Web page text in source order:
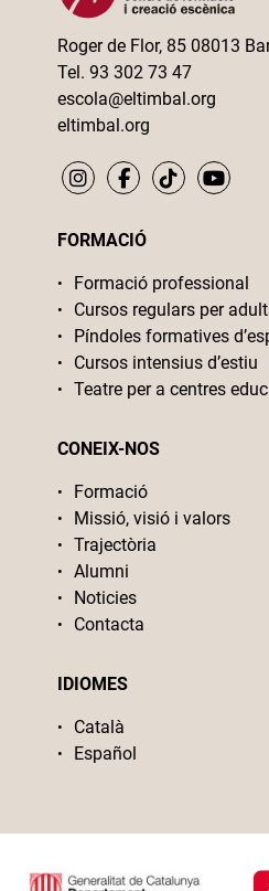
Roger de Flor, 85 08013
Tel. 93 302 73 47
escola@eltimbal.org
eltimbal.org
FORMACIÓ
Formació professional
Cursos regulars per
Píndoles formatives
Cursos intensius d’estiu
Teatre per a centres
CONEIX-NOS
Formació
Missió, visió i valors
Trajectòria
Alumni
Noticies
Contacta
IDIOMES
Català
Español